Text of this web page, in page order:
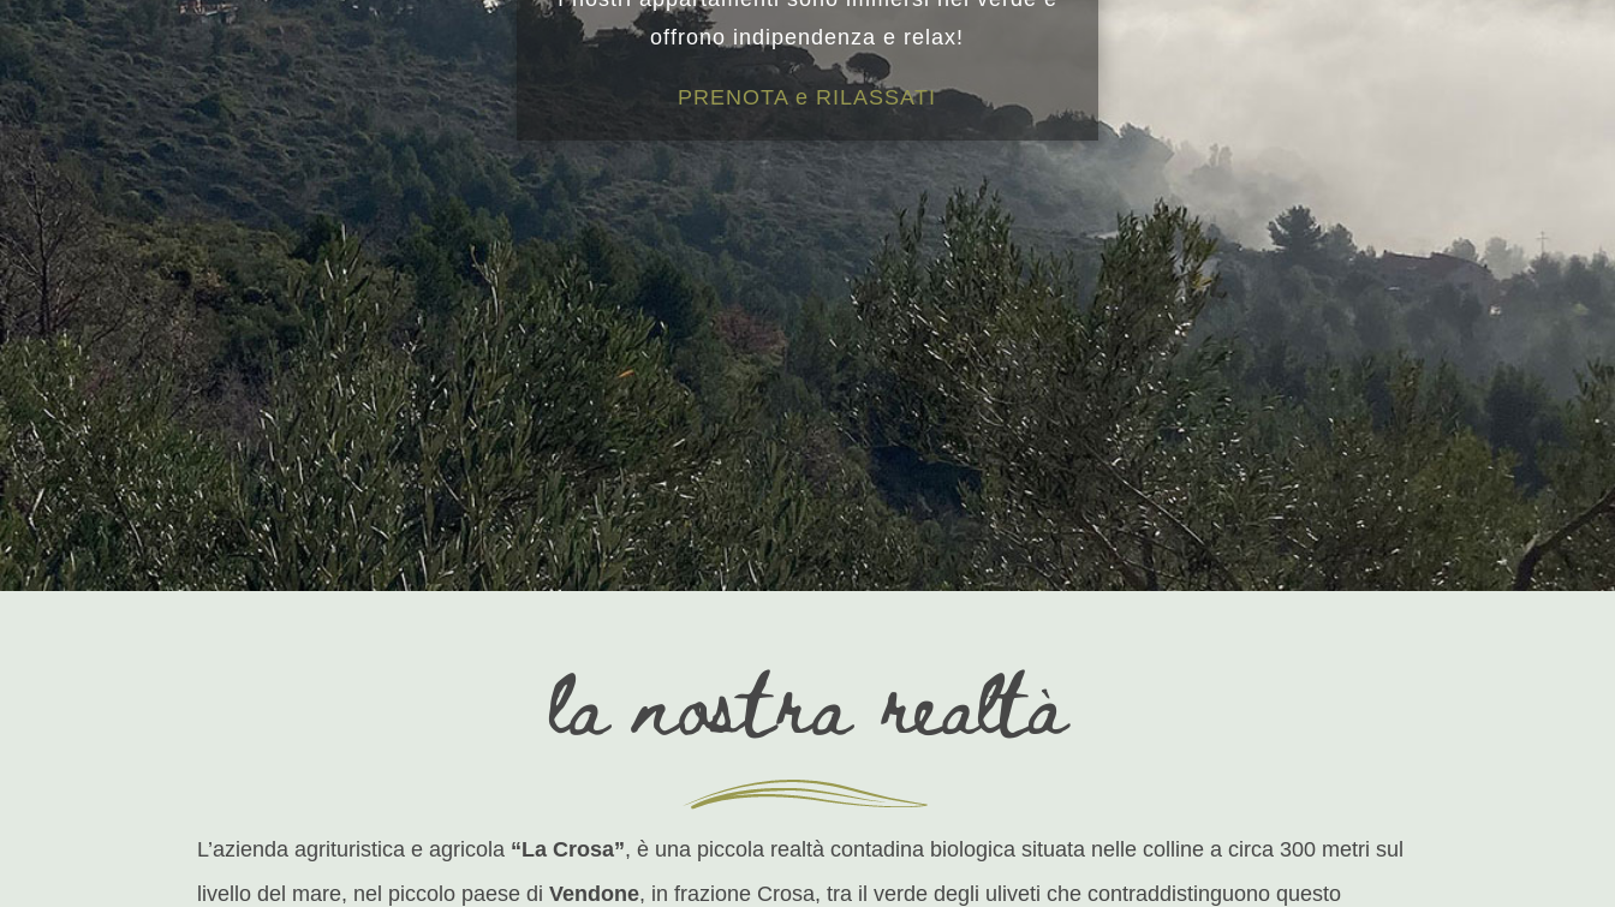
offrono indipendenza e relax!
PRENOTA e RILASSATI
la nostra realtà
L’azienda agrituristica e agricola “La Crosa”, è una piccola realtà contadina biologica situata nelle colline a circa 300 metri sul
livello del mare, nel piccolo paese diVendone, in frazione Crosa, tra il verde degli uliveti che contraddistinguono questo